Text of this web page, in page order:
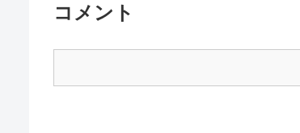
コメント